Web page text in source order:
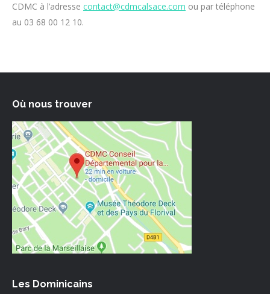
CDMC à l’adresse contact@cdmcalsace.com ou par téléphone
au 03 68 00 12 10.
Où nous trouver
Les Dominicains